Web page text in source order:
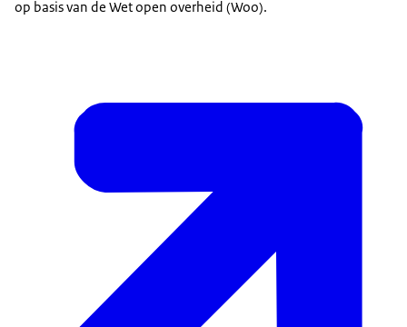
op basis van de Wet open overheid (Woo).